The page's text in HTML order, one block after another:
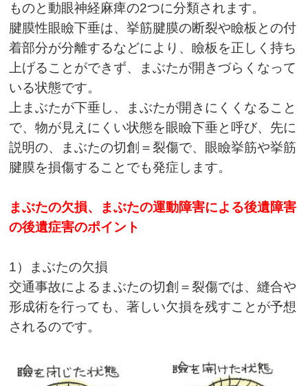
ものと動眼神経麻痺の2つに分類されます。
腱膜性眼瞼下垂は、挙筋腱膜の断裂や瞼板との付
着部分が分離するなどにより、瞼板を正しく持ち
上げることができず、まぶたが開きづらくなって
いる状態です。
上まぶたが下垂し、まぶたが開きにくくなること
で、物が見えにくい状態を眼瞼下垂と呼び、先に
説明の、まぶたの切創＝裂傷で、眼瞼挙筋や挙筋
腱膜を損傷することでも発症します。
まぶたの欠損、まぶたの運動障害による後遺障害
の後遺症害のポイント
1）まぶたの欠損
交通事故によるまぶたの切創＝裂傷では、縫合や
形成術を行っても、著しい欠損を残すことが予想
されるのです。